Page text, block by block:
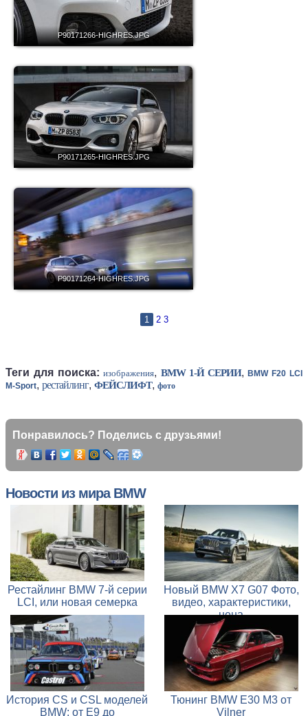
P90171266-HIGHRES.JPG
P90171265-HIGHRES.JPG
P90171264-HIGHRES.JPG
1 2 3
Теги для поиска: изображения,BMW 1-Й СЕРИИ,BMW F20 LCI
M-Sport, рестайлинг, ФЕЙСЛИФТ, фото
Понравилось? Поделись с друзьями!
Новости из мира BMW
Рестайлинг BMW 7-й серии
LCI, или новая семерка
Новый BMW X7 G07 Фото,
видео, характеристики,
цена
История CS и CSL моделей
BMW: от E9 до
Тюнинг BMW E30 M3 от
Vilner